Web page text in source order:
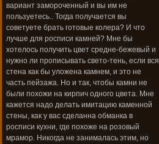
вариант замороченный и вы им не
пользуетесь.. Тогда получается вы
советуете брать готовые колера? И что
лучше для росписи камней? Мне бы
хотелось получить цвет средне-бежевый и
нужно ли прописывать свето-тень, если вся
стена как бы уложена камнем, и это не
часть пейзажа. Но и так, чтобы камни не
были похожи на кирпич одного цвета. Мне
кажется надо делать имитацию каменной
стены, как у вас сделанна обманка в
росписи кухни, где похоже на розовый
мрамор. Никогда не занималась этим, но